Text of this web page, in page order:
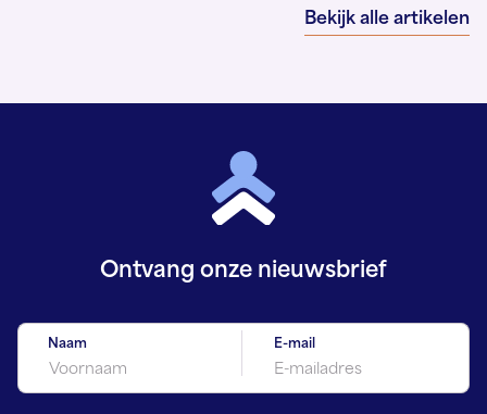
Bekijk alle artikelen
Ontvang onze nieuwsbrief
Naam E-mail